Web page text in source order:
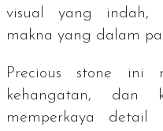
visual yang indah,
makna yang dalam
Precious stone ini
kehangatan, dan
memperkaya